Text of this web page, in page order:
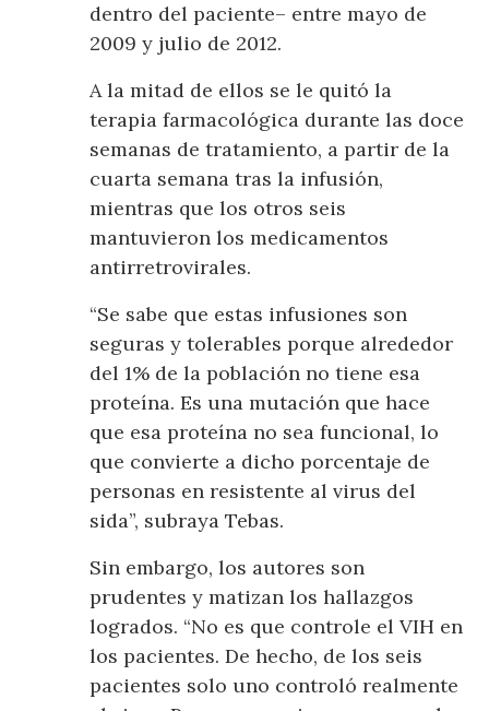
dentro del paciente– entre mayo de
2009 y julio de 2012.
A la mitad de ellos se le quitó la
terapia farmacológica durante las doce
semanas de tratamiento, a partir de la
cuarta semana tras la infusión,
mientras que los otros seis
mantuvieron los medicamentos
antirretrovirales.
“Se sabe que estas infusiones son
seguras y tolerables porque alrededor
del 1% de la población no tiene esa
proteína. Es una mutación que hace
que esa proteína no sea funcional, lo
que convierte a dicho porcentaje de
personas en resistente al virus del
sida”, subraya Tebas.
Sin embargo, los autores son
prudentes y matizan los hallazgos
logrados. “No es que controle el VIH en
los pacientes. De hecho, de los seis
pacientes solo uno controló realmente